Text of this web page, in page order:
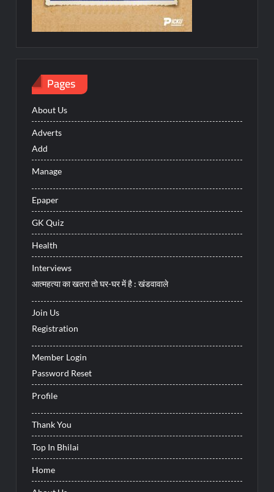
Pages
About Us
Adverts
Add
Manage
Epaper
GK Quiz
Health
Interviews
आत्महत्या का खतरा तो घर-घर में है : खंडवावाले
Join Us
Registration
Member Login
Password Reset
Profile
Thank You
Top In Bhilai
Home